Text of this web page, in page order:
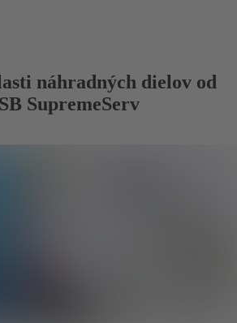
náhradných dielov od
SupremeServ